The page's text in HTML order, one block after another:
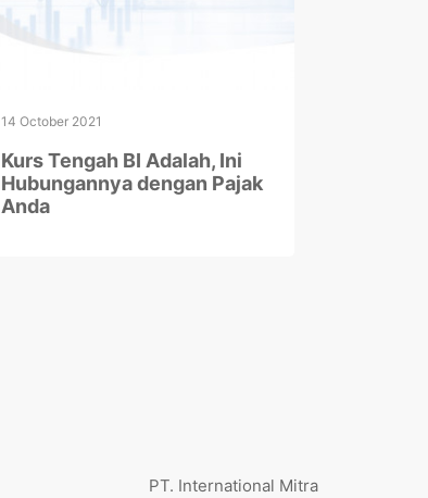
14 October 2021
Kurs Tengah BI Adalah, Ini
Hubungannya dengan Pajak
Anda
PT. International Mitra